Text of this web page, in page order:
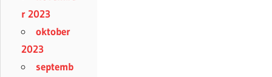
r 2023
oktober
2023
septemb